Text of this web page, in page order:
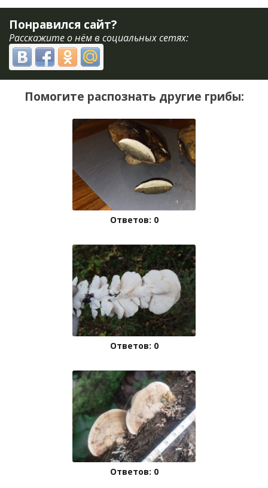
Понравился сайт?
Расскажите о нём в социальных сетях:
Помогите распознать другие грибы:
Ответов: 0
Ответов: 0
Ответов: 0